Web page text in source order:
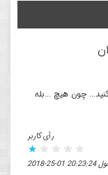
چون هیچ ...بله
رأی کاربر
25-2018